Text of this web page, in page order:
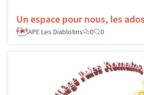
Un espace pour nous, les
APE Les Diablotins
0 0